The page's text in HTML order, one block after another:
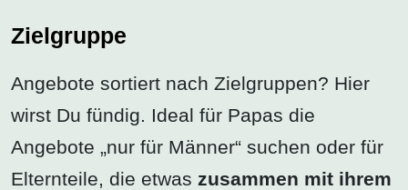
Zielgruppe
Angebote sortiert nach Zielgruppen? Hier
wirst Du fündig. Ideal für Papas die
Angebote „nur für Männer“ suchen oder für
Elternteile, die etwas zusammen mit ihrem